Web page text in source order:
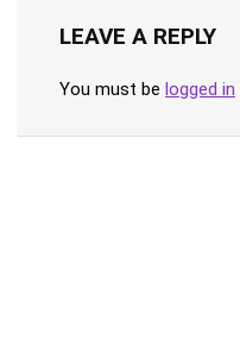
LEAVE A REPLY
You must be logged in